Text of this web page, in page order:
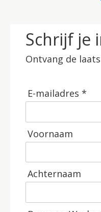
Schrijf je
Ontvang de
E-mailadres *
Voornaam
Achternaam